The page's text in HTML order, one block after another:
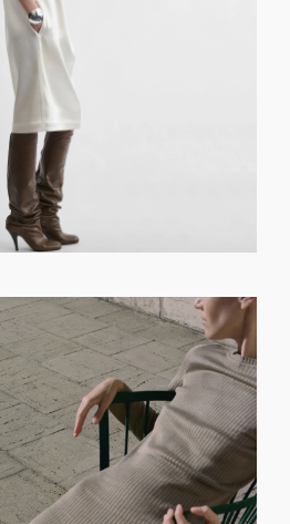
GET REGISTERED
FORGOT PASSWORD?